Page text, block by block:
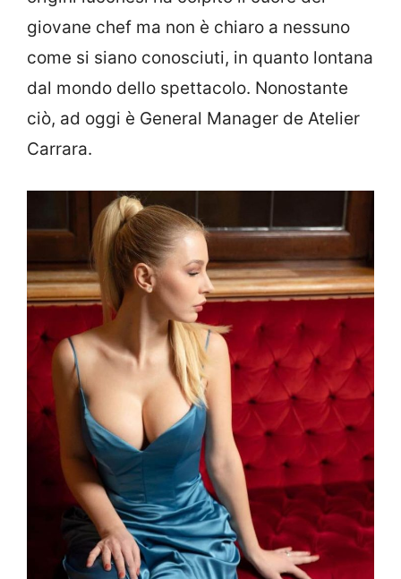
giovane chef ma non è chiaro a nessuno
come si siano conosciuti, in quanto lontana
dal mondo dello spettacolo. Nonostante
ciò, ad oggi è General Manager de Atelier
Carrara.